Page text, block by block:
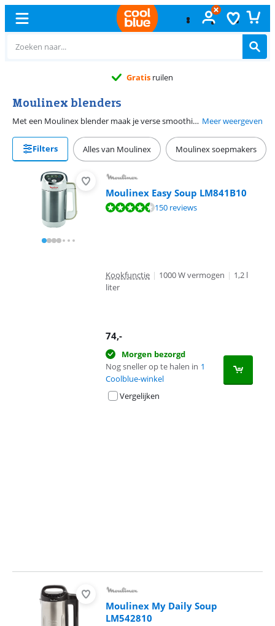
Gratis ruilen
Moulinex blenders
Met een Moulinex blender maak je verse smoothies van je favoriete fruit en groenten. Een blender van Moulinex gebruikt de Powelix technologie. Deze technologie combineert een krachtige motor met scherpe Powelix messen voor een glad mixresultaat. De Moulinex blenders hebben een blenderkan met een inhoud van 1,25 tot 2 liter. Hierin maak je smoothies voor ongeveer 3 tot 4 glazen. Sommige Moulinex blenders hebben glazen blenderkannen. Hierdoor bereid je ook warme bereidingen, zoals sauzen of soepen. Meer weergeven
Filters Alles van Moulinex Moulinex soepmakers
Moulinex Easy Soup LM841B10
Beoordeling is 9,1 van de 10, gebaseerd op 150 reviews.
150 reviews
Kookfunctie | 1000 W vermogen | 1,2 l
liter
74,-
Morgen bezorgd
Nog sneller op te halen in 1
Coolblue-winkel
Vergelijken
Moulinex My Daily Soup
LM542810